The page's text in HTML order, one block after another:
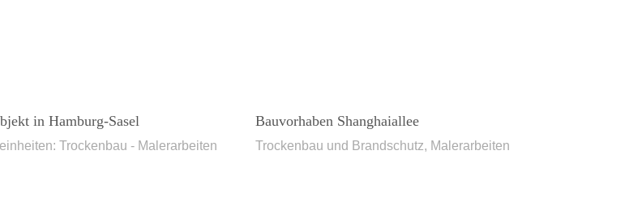
in Hamburg-Sasel
Trockenbau - Malerarbeiten
Bauvorhaben Shanghaiallee
Trockenbau und Brandschutz, Malerarbeiten